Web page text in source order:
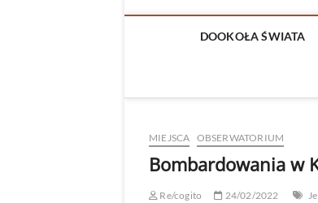
DOOKOŁA ŚWIATA
MIEJSCA OBSERWATORIUM
Bombardowania w
Re/cogito 24/02/2022